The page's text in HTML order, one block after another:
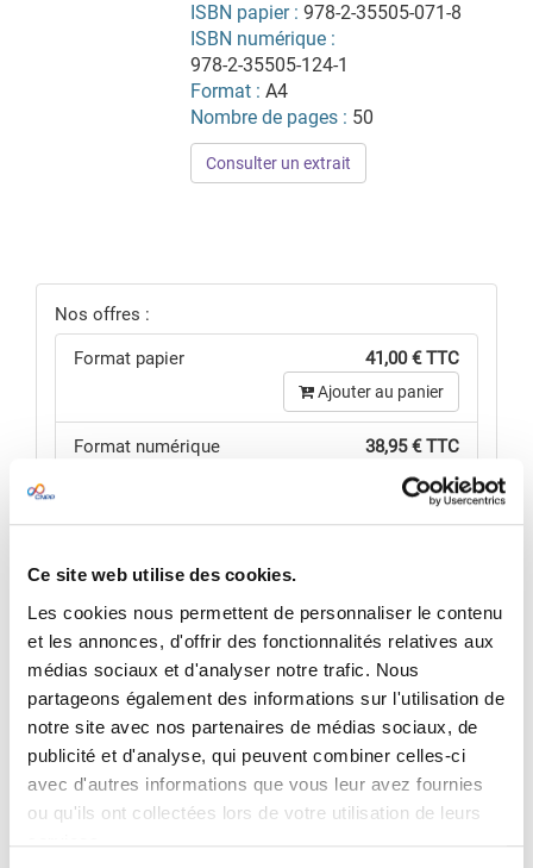
Ce site web utilise des cookies.
Les cookies nous permettent de personnaliser le contenu
et les annonces, d'offrir des fonctionnalités relatives aux
médias sociaux et d'analyser notre trafic. Nous
partageons également des informations sur l'utilisation de
notre site avec nos partenaires de médias sociaux, de
publicité et d'analyse, qui peuvent combiner celles-ci
avec d'autres informations que vous leur avez fournies
ou qu'ils ont collectées lors de votre utilisation de leurs
ISBN papier : 978-2-35505-071-8
ISBN numérique :
978-2-35505-124-1
Format : A4
Nombre de pages : 50
Consulter un extrait
Nos offres :
Format papier 41,00 € TTC
Ajouter au panier
Format numérique 38,95 € TTC
Ajouter au panier
Consulter le détail denos offres
VOIR MON PANIER
Pour une offre sur mesure,
RÉSUMÉ